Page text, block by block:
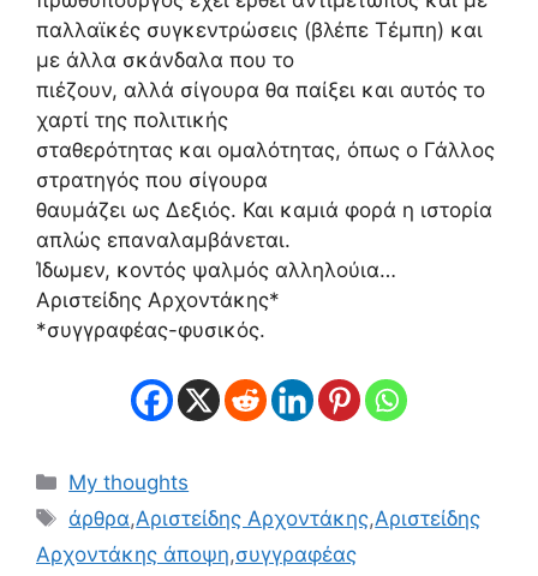
παλλαϊκές συγκεντρώσεις (βλέπε Τέμπη) και
με άλλα σκάνδαλα που το
πιέζουν, αλλά σίγουρα θα παίξει και αυτός το
χαρτί της πολιτικής
σταθερότητας και ομαλότητας, όπως ο Γάλλος
στρατηγός που σίγουρα
θαυμάζει ως Δεξιός. Και καμιά φορά η ιστορία
απλώς επαναλαμβάνεται.
Ίδωμεν, κοντός ψαλμός αλληλούια…
Αριστείδης Αρχοντάκης*
*συγγραφέας-φυσικός.
Κατηγορίες
My thoughts
Ετικέτες
άρθρα,Αριστείδης Αρχοντάκης,Αριστείδης
Αρχοντάκης άποψη,συγγραφέας